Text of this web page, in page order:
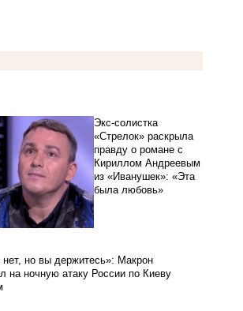
Экс-солистка
«Стрелок» раскрыла
правду о романе с
Кириллом Андреевым
из «Иванушек»: «Эта
была любовь»
но вы держитесь»: Макрон
на ночную атаку России по Киеву